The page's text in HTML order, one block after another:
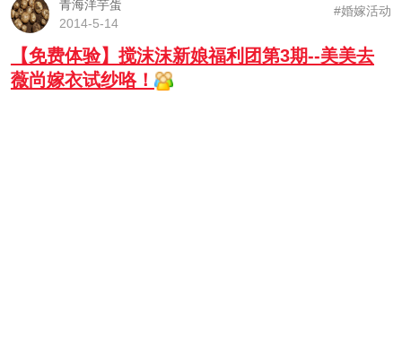
青海洋芋蛋
2014-5-14
#婚嫁活动
【免费体验】搅沫沫新娘福利团第3期--美美去
薇尚嫁衣试纱咯！